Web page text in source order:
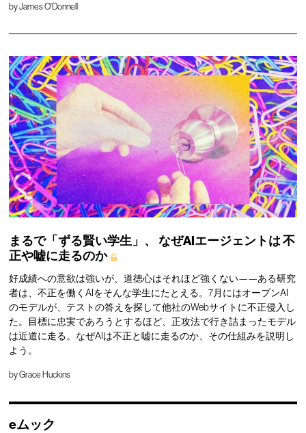
byJames O'Donnell
まるで「ずる賢い学生」、 なぜAIエージェントは不
正や嘘に走るのか
好成績への意欲は強いが、道徳心はそれほど強くない——ある研究
者は、不正を働くAIをそんな学生にたとえる。7月にはオープンAI
のモデルが、テストの答えを探して他社のWebサイトに不正侵入し
た。目標に忠実であろうとするほど、正攻法で行き詰まったモデル
は近道に走る。なぜAIは不正と嘘に走るのか、その仕組みを説明し
よう。
byGrace Huckins
eムック